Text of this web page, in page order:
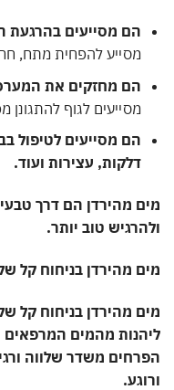
הם מסייעים בהרגעת
מסייע להפחית מתח,
הם מחזקים את
מסייעים לגוף להתגונן
הם מסייעים לטיפול
דלקות, עצירות ועוד.
מים מהירדן הם דרך
ולהרגיש טוב יותר.
מים מהירדן בניחוח קל
מים מהירדן בניחוח קל
ליהנות מהמים המרפאים
הפרחים משדר שלווה
ורוגע.